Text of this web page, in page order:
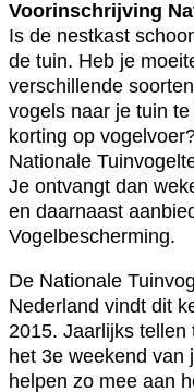
Voorinschrijving
Is de nestkast
de tuin. Heb je
verschillende
vogels naar je tuin
korting op
Nationale
Je ontvangt dan
en daarnaast
Vogelbescherming.
De Nationale
Nederland vindt dit
2015. Jaarlijks
het 3e weekend van
helpen zo mee aan